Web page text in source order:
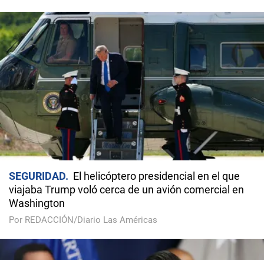
SEGURIDAD
El helicóptero presidencial en el que
viajaba Trump voló cerca de un avión comercial en
Washington
Por REDACCIÓN/Diario Las Américas